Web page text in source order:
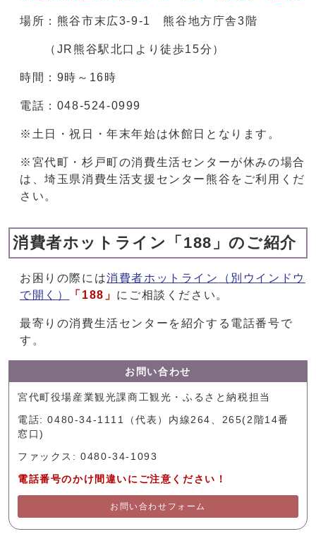
場所：熊谷市末広3-9-1 熊谷地方庁舎3階
（JR熊谷駅北口より徒歩15分）
時間：9時～16時
電話：048-524-0999
※土日・祝日・年末年始は休館日となります。
※宮代町・杉戸町の消費生活センターが休みの場合
は、埼玉県消費生活支援センター熊谷をご利用くだ
さい。
消費者ホットライン「188」のご紹介
お困りの際には消費者ホットライン
（別ウインドウ
で開く）
「188」 にご相談ください。
最寄りの消費生活センターを紹介する電話番号で
す。
お問い合わせ
宮代町役場産業観光課商工観光・ふるさと納税担当
電話: 0480-34-1111（代表）内線264、265(2階14番
窓口)
ファックス: 0480-34-1093
電話番号のかけ間違いにご注意ください！
お問い合わせフォーム